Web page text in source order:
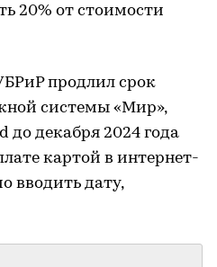
20% от стоимости
продлил срок
системы «Мир»,
декабря 2024 года
картой в интернет-
вводить дату,